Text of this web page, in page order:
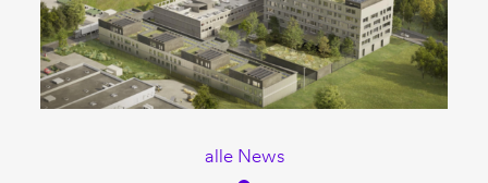
alle News